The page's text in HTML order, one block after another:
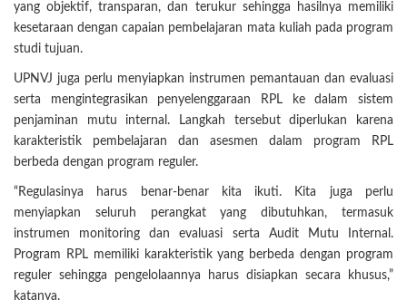
yang objektif, transparan, dan terukur sehingga hasilnya memiliki
kesetaraan dengan capaian pembelajaran mata kuliah pada program
studi tujuan.
UPNVJ juga perlu menyiapkan instrumen pemantauan dan evaluasi
serta mengintegrasikan penyelenggaraan RPL ke dalam sistem
penjaminan mutu internal. Langkah tersebut diperlukan karena
karakteristik pembelajaran dan asesmen dalam program RPL
berbeda dengan program reguler.
“Regulasinya harus benar-benar kita ikuti. Kita juga perlu
menyiapkan seluruh perangkat yang dibutuhkan, termasuk
instrumen monitoring dan evaluasi serta Audit Mutu Internal.
Program RPL memiliki karakteristik yang berbeda dengan program
reguler sehingga pengelolaannya harus disiapkan secara khusus,”
katanya.